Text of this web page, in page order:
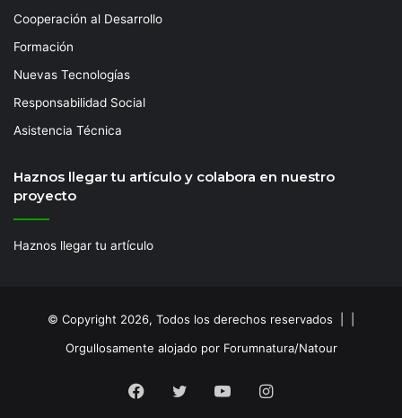
Cooperación al Desarrollo
Formación
Nuevas Tecnologías
Responsabilidad Social
Asistencia Técnica
Haznos llegar tu artículo y colabora en nuestro
proyecto
Haznos llegar tu artículo
© Copyright 2026, Todos los derechos reservados | |
Orgullosamente alojado por Forumnatura/Natour
Facebook
TwitterYouTubeInstagram